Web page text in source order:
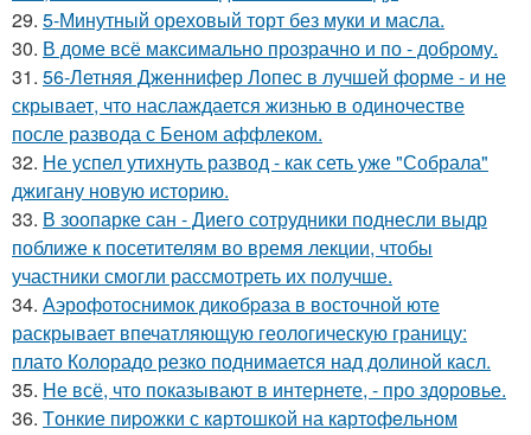
29. 5-Минутный ореховый торт без муки и масла.
30. В доме всё максимально прозрачно и по - доброму.
31. 56-Летняя Дженнифер Лопес в лучшей форме - и не
скрывает, что наслаждается жизнью в одиночестве
после развода с Беном аффлеком.
32. Не успел утихнуть развод - как сеть уже "Собрала"
джигану новую историю.
33. В зоопарке сан - Диего сотрудники поднесли выдр
поближе к посетителям во время лекции, чтобы
участники смогли рассмотреть их получше.
34. Аэрофотоснимок дикобpaза в восточной юте
раскрывает впечатляющую геологическую границу:
плато Колорадо резко поднимается над долиной касл.
35. Не всё, что показывают в интернете, - про здоровье.
36. Tонкие пиpoжки с кaртoшкoй на картoфeльном